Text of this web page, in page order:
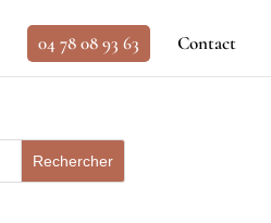
04 78 08 93 63 Contact
Rechercher